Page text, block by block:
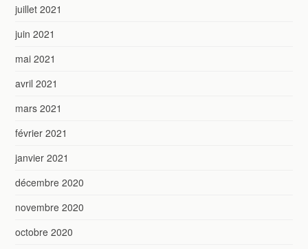
juillet 2021
juin 2021
mai 2021
avril 2021
mars 2021
février 2021
janvier 2021
décembre 2020
novembre 2020
octobre 2020